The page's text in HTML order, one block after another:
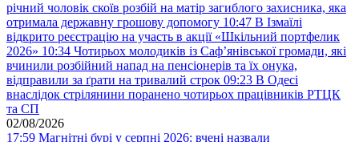
річний чоловік скоїв розбій на матір загиблого захисника, яка
отримала державну грошову допомогу 10:47 В Ізмаїлі
відкрито реєстрацію на участь в акції «Шкільний портфелик
2026» 10:34 Чотирьох молодиків із Саф’янівської громади, які
вчинили розбійний напад на пенсіонерів та їх онука,
відправили за ґрати на тривалий строк 09:23 В Одесі
внаслідок стрілянини поранено чотирьох працівників РТЦК
та СП
02/08/2026
17:59 Магнітні бурі у серпні 2026: вчені назвали